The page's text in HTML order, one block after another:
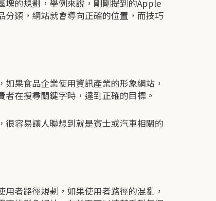
塊的規劃，舉例來說，剛剛提到的Apple
類，網站就會導向正確的位置，而技巧
果食品企業使用資訊產業的形象網站，
在搜尋關鍵字時，達到正確的目標。
容易讓人聯想到就是賓士或汽車相關的
者路徑規劃，如果使用者路徑的混亂，